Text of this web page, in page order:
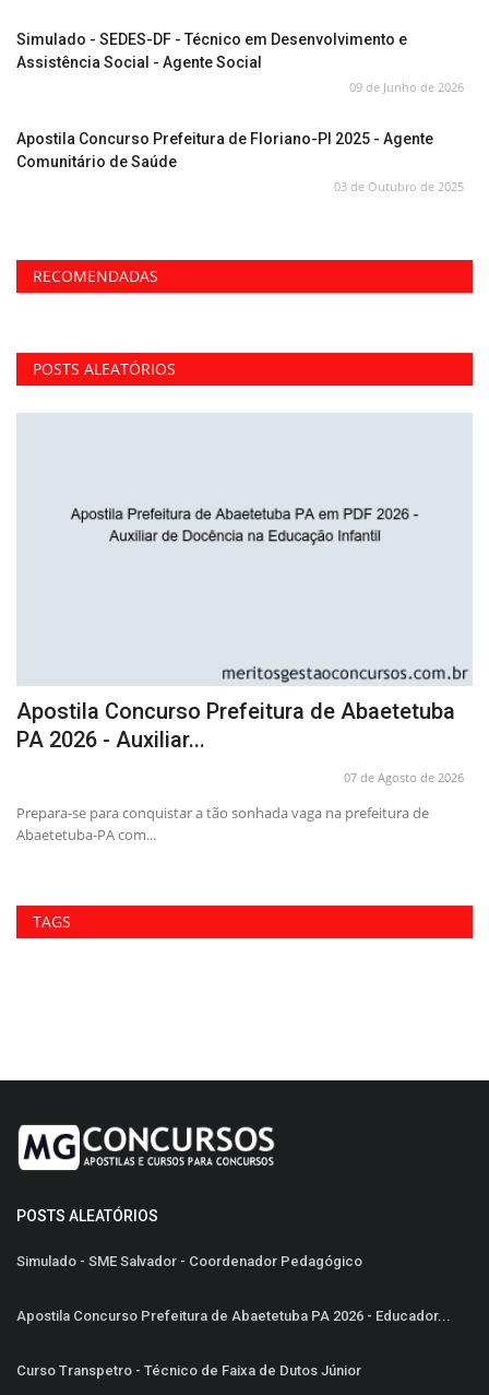
Simulado - SEDES-DF - Técnico em Desenvolvimento e
Assistência Social - Agente Social
09 de Junho de 2026
Apostila Concurso Prefeitura de Floriano-PI 2025 - Agente
Comunitário de Saúde
03 de Outubro de 2025
RECOMENDADAS
POSTS ALEATÓRIOS
Apostila Concurso Prefeitura de Abaetetuba
PA 2026 - Auxiliar...
07 de Agosto de 2026
Prepara-se para conquistar a tão sonhada vaga na prefeitura de
Abaetetuba-PA com...
TAGS
POSTS ALEATÓRIOS
Simulado - SME Salvador - Coordenador Pedagógico
Apostila Concurso Prefeitura de Abaetetuba PA 2026 - Educador...
Curso Transpetro - Técnico de Faixa de Dutos Júnior